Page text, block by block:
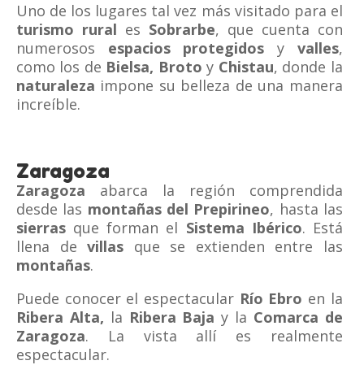
Uno de los lugares tal vez más visitado para el
turismo rural es Sobrarbe, que cuenta con
numerosos espacios protegidosy valles,
como los de Bielsa, Brotoy Chistau, donde la
naturaleza impone su belleza de una manera
increíble.
Zaragoza
Zaragoza abarca la región comprendida
desde las montañas del Prepirineo, hasta las
sierras que forman el Sistema Ibérico. Está
llena devillas que se extienden entre las
montañas.
Puede conocer el espectacular Río Ebro en la
Ribera Alta, la Ribera Baja y la Comarca de
Zaragoza. La vista allí es realmente
espectacular.